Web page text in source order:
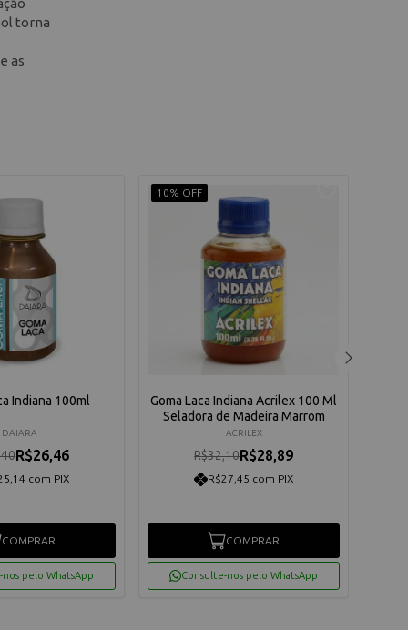
torna
as
Indiana 100ml
DAIARA
R$26,46
com PIX
COMPRAR
nos pelo WhatsApp
10% OFF
Goma Laca Indiana Acrilex 100 Ml
Seladora de Madeira Marrom
ACRILEX
R$32,10R$28,89
R$27,45 com PIX
COMPRAR
Consulte-nos pelo WhatsApp